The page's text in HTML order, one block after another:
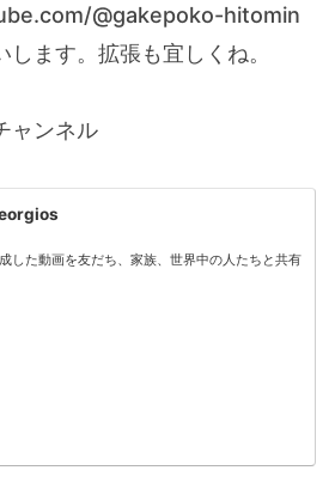
@gakepoko-hitomin
ます。拡張も宜しくね。
ャンネル
した動画を友だち、家族、世界中の人たちと共有